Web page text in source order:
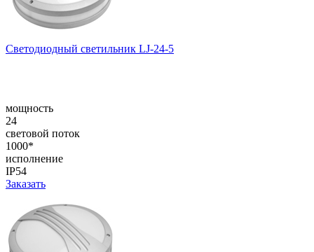
Светодиодный светильник LJ-24-5
мощность
24
световой поток
1000*
исполнение
IP54
Заказать